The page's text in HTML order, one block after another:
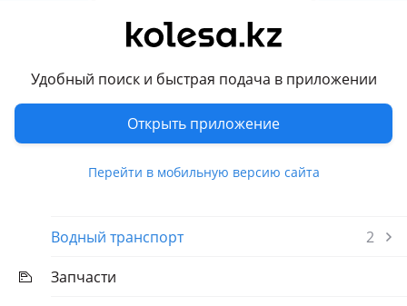
Удобный поиск и быстрая подача в приложении
Открыть приложение
Перейти в мобильную версию сайта
Другие объявления продавца
_delica_baron_almaty
Водный транспорт
2
Запчасти